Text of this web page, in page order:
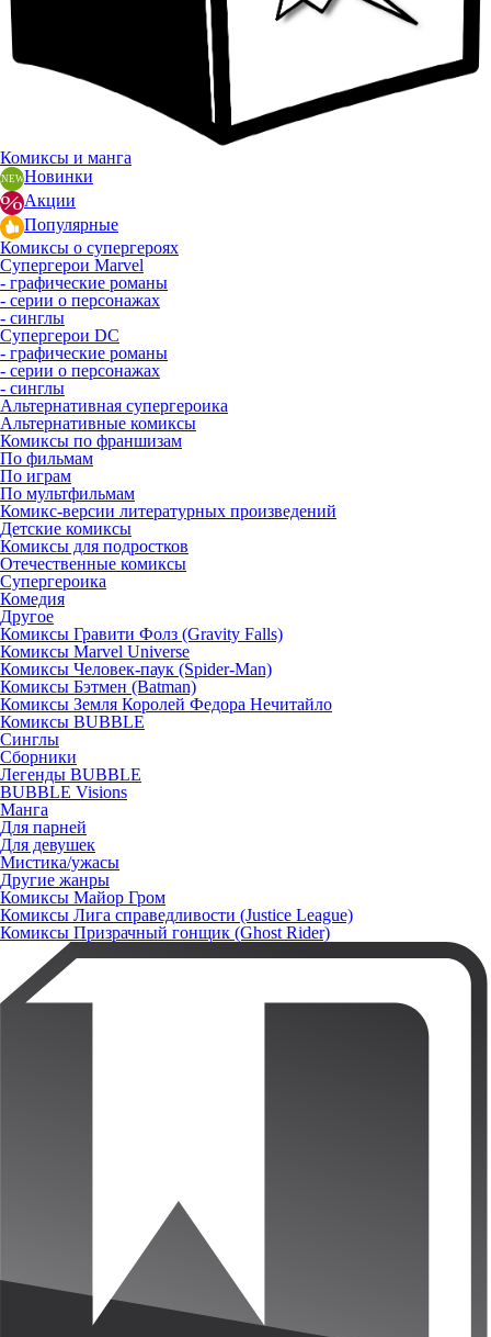
Комиксы и манга
Новинки
Акции
Популярные
Комиксы о супергероях
Супергерои Marvel
- графические романы
- серии о персонажах
- синглы
Супергерои DC
- графические романы
- серии о персонажах
- синглы
Альтернативная супергероика
Альтернативные комиксы
Комиксы по франшизам
По фильмам
По играм
По мультфильмам
Комикс-версии литературных произведений
Детские комиксы
Комиксы для подростков
Отечественные комиксы
Супергероика
Комедия
Другое
Комиксы Гравити Фолз (Gravity Falls)
Комиксы Marvel Universe
Комиксы Человек-паук (Spider-Man)
Комиксы Бэтмен (Batman)
Комиксы Земля Королей Федора Нечитайло
Комиксы BUBBLE
Синглы
Сборники
Легенды BUBBLE
BUBBLE Visions
Манга
Для парней
Для девушек
Мистика/ужасы
Другие жанры
Комиксы Майор Гром
Комиксы Лига справедливости (Justice League)
Комиксы Призрачный гонщик (Ghost Rider)